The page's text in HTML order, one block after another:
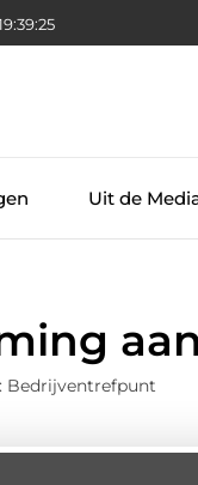
Uit de
Bedrijventrefpunt